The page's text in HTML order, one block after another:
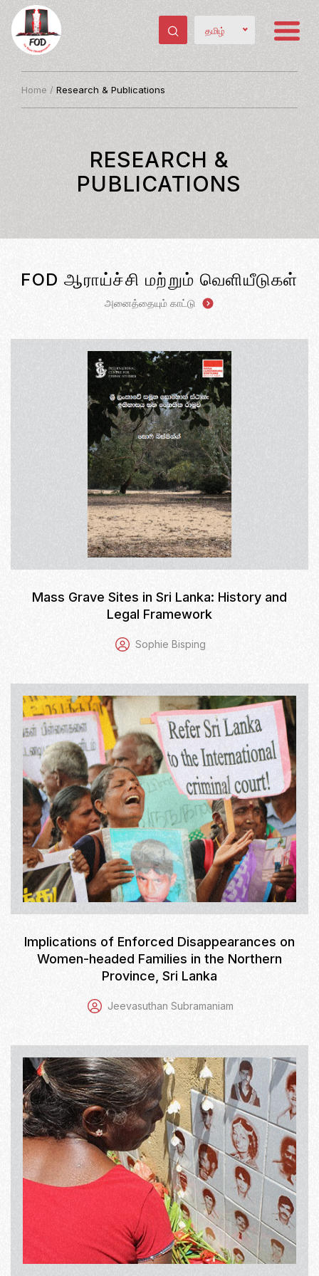
தமிழ்
Home / Research & Publications
RESEARCH &
PUBLICATIONS
FOD ஆராய்ச்சி மற்றும் வெளியீடுகள்
அனைத்தையும் காட்டு
Mass Grave Sites in Sri Lanka: History and
Legal Framework
Sophie Bisping
Implications of Enforced Disappearances on
Women-headed Families in the Northern
Province, Sri Lanka
Jeevasuthan Subramaniam